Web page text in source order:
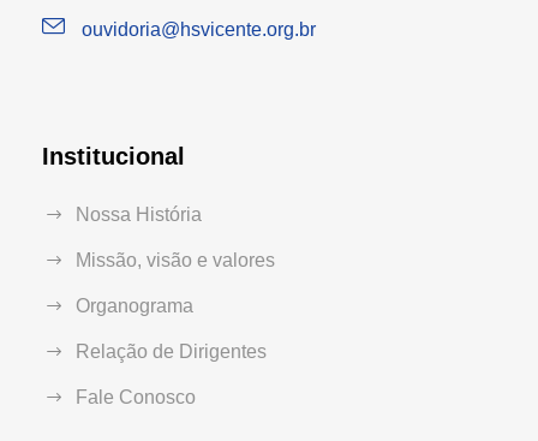
ouvidoria@hsvicente.org.br
Institucional
Nossa História
Missão, visão e valores
Organograma
Relação de Dirigentes
Fale Conosco